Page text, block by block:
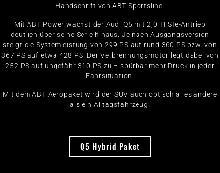
Handschrift von ABT Sportsline.
Mit ABT Power wächst der Audi Q5 mit 2,0 TFSIe-Antrieb
deutlich über seine Serie hinaus: Je nach Ausgangsversion
steigt die Systemleistung von 299 PS auf rund 360 PS bzw. von
367 PS auf etwa 428 PS. Der Verbrennungsmotor legt dabei von
252 PS auf ungefähr 310 PS zu – spürbar mehr Druck in jeder
Fahrsituation.
Mit dem ABT Aeropaket wird der SUV auch optisch alles andere
als ein Alltagsfahrzeug.
Q5 Hybrid Paket